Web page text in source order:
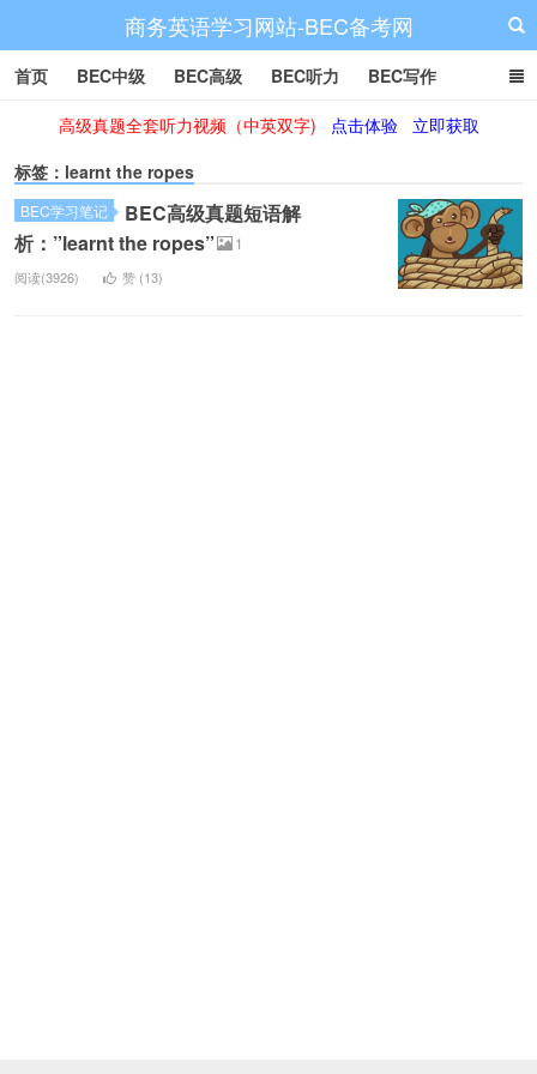
商务英语学习网站-BEC备考网
首页 BEC中级 BEC高级 BEC听力 BEC写作
BEC阅读 BEC词汇 BEC视频 BEC真题 BEC备考
高级真题全套听力视频（中英双字) 点击体验
立即获取
标签：learnt the ropes
BEC学习笔记
BEC高级真题短语解
析：”learnt the ropes”
1
阅读(3926) 赞 (13)